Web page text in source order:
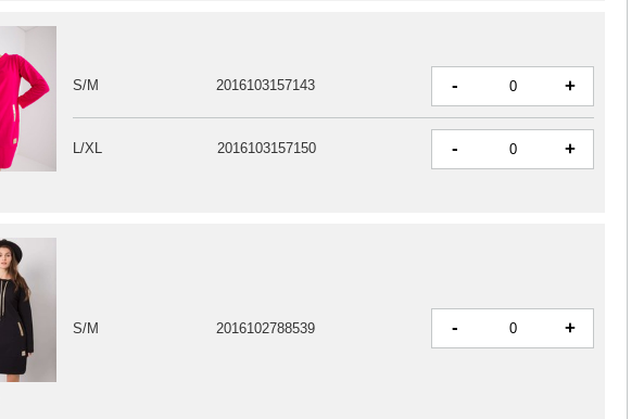
S/M 2016103157143 - +
L/XL 2016103157150 - +
S/M 2016102788539 - +